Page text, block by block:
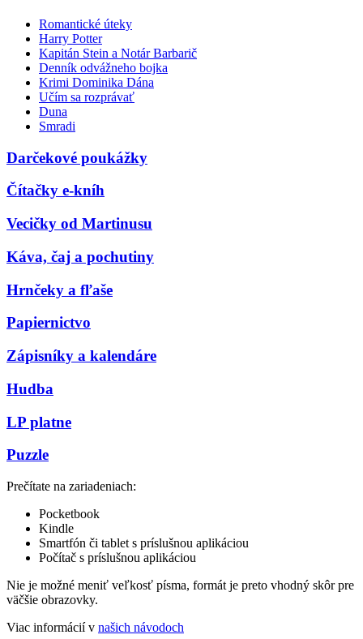
Romantické úteky
Harry Potter
Kapitán Stein a Notár Barbarič
Denník odvážneho bojka
Krimi Dominika Dána
Učím sa rozprávať
Duna
Smradi
Darčekové poukážky
Čítačky e-kníh
Vecičky od Martinusu
Káva, čaj a pochutiny
Hrnčeky a fľaše
Papiernictvo
Zápisníky a kalendáre
Hudba
LP platne
Puzzle
Prečítate na zariadeniach:
Pocketbook
Kindle
Smartfón či tablet s príslušnou aplikáciou
Počítač s príslušnou aplikáciou
Nie je možné meniť veľkosť písma, formát je preto vhodný skôr pre
väčšie obrazovky.
Viac informácií v našich návodoch